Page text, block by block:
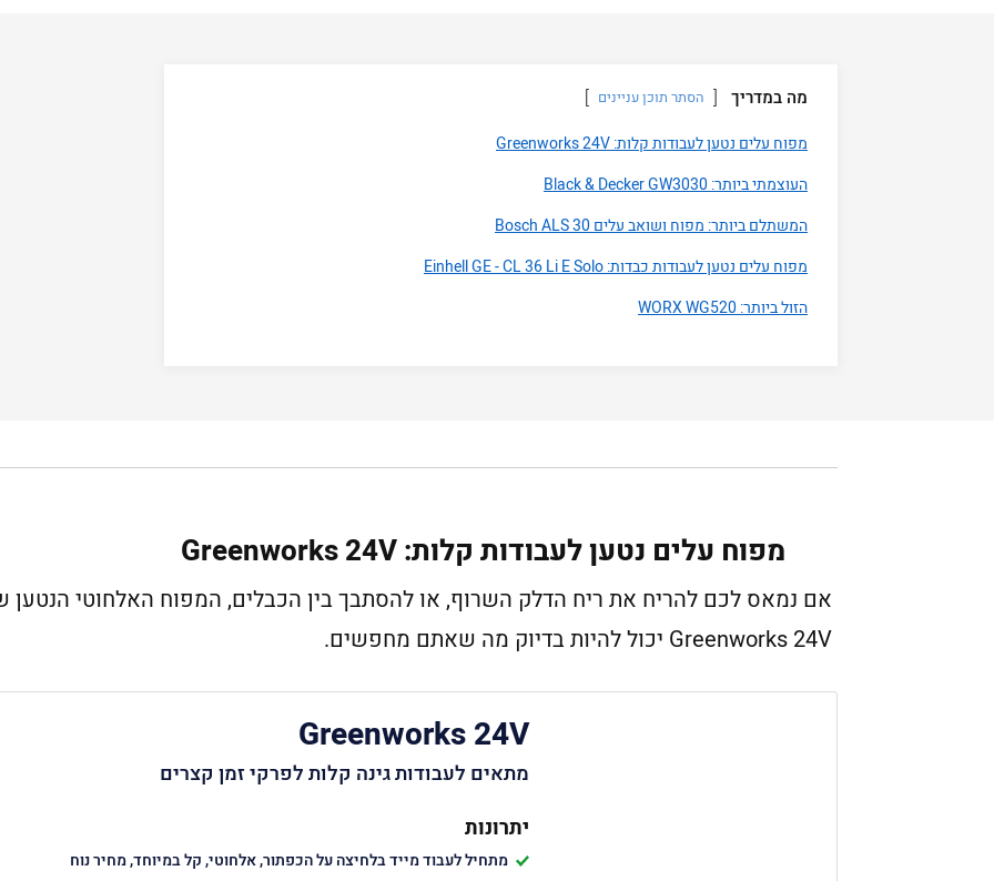
מה במדריך הסתר תוכן עניינים
מפוח עלים נטען לעבודות קלות: Greenworks 24V
העוצמתי ביותר: Black & Decker GW3030
המשתלם ביותר: מפוח ושואב עלים Bosch ALS 30
מפוח עלים נטען לעבודות כבדות: Einhell GE - CL 36 Li E Solo
הזול ביותר: WORX WG520
מפוח עלים נטען לעבודות קלות: Greenworks 24V
אם נמאס לכם להריח את ריח הדלק השרוף, או להסתבך בין הכבלים, המפוח האלחוטי הנטען
Greenworks 24V יכול להיות בדיוק מה שאתם מחפשים.
Greenworks 24V
מתאים לעבודות גינה קלות לפרקי זמן קצרים
יתרונות
מתחיל לעבוד מייד בלחיצה על הכפתור, אלחוטי, קל במיוחד, מחיר נוח